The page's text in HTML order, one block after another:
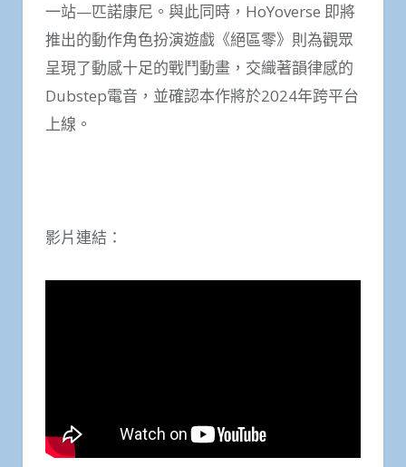
一站—匹諾康尼。與此同時，HoYoverse 即將
推出的動作角色扮演遊戲《絕區零》則為觀眾
呈現了動感十足的戰鬥動畫，交織著韻律感的
Dubstep電音，並確認本作將於2024年跨平台
上線。
影片連結：